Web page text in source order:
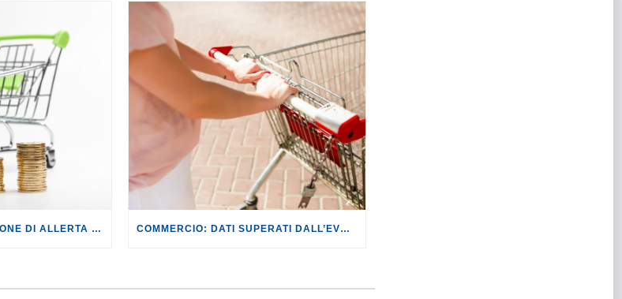
PREZZI: LA COMMISSIONE DI ALLERTA PREZZI CONTRO IL RISCHIO SPECULAZIONI. COMMERCIO: DATI SUPERATI DALL’EVOLUZIONE DEI FATTI. CON IL CONFLITTO IN MEDIO ORIENTE SI RISCHIANO RIPERCUSSIONI PER LE FAMIGLIE DI +649,64 EURO ANNUI.